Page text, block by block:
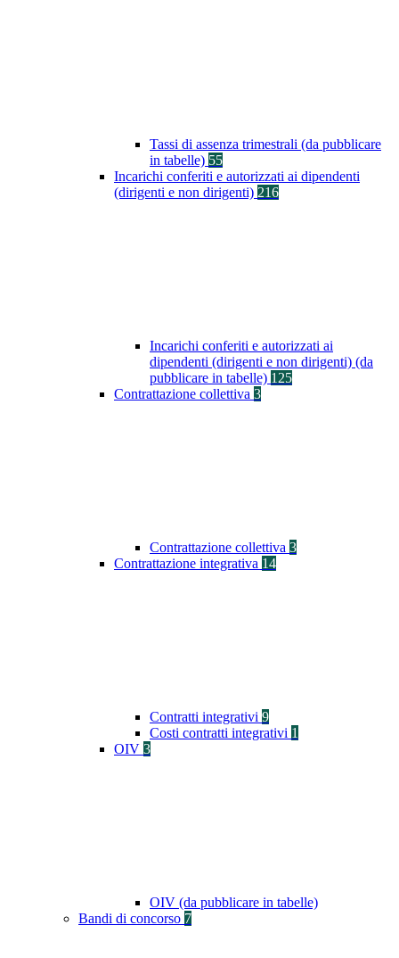
Tassi di assenza trimestrali (da pubblicare
in tabelle) 55
Incarichi conferiti e autorizzati ai dipendenti
(dirigenti e non dirigenti) 216
Incarichi conferiti e autorizzati ai
dipendenti (dirigenti e non dirigenti) (da
pubblicare in tabelle) 125
Contrattazione collettiva 3
Contrattazione collettiva 3
Contrattazione integrativa 14
Contratti integrativi 9
Costi contratti integrativi 1
OIV 3
OIV (da pubblicare in tabelle)
Bandi di concorso 7